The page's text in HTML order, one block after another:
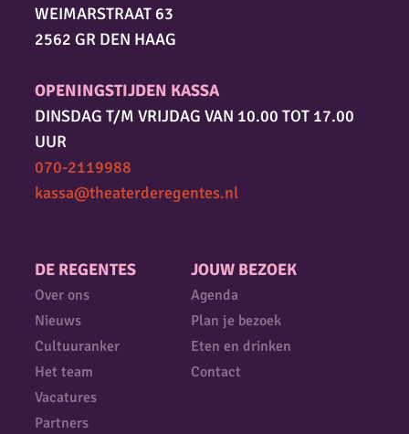
DE REGENTES
Over ons
Nieuws
Cultuuranker
Het team
Vacatures
Partners
JOUW BEZOEK
Agenda
Plan je bezoek
Eten en drinken
Contact
WEIMARSTRAAT 63
2562 GR DEN HAAG
OPENINGSTIJDEN KASSA
DINSDAG T/M VRIJDAG VAN 10.00 TOT 17.00
UUR
070-2119988
kassa@theaterderegentes.nl